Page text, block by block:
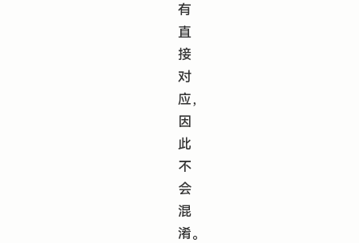
有
直
接
对
应，
因
此
不
会
混
淆。